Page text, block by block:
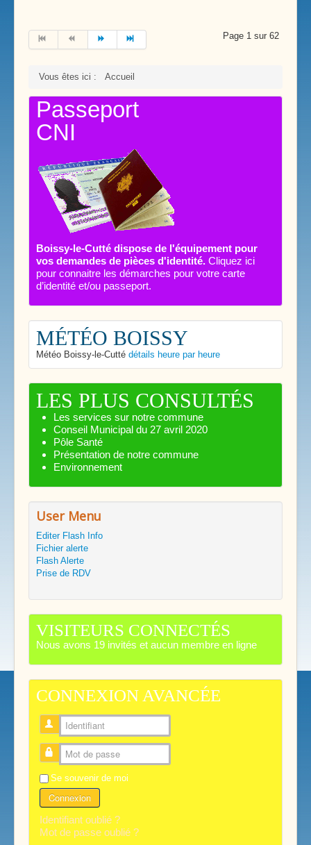
Page 1 sur 62
Vous êtes ici : Accueil
Passeport
CNI
Boissy-le-Cutté dispose de l'équipement pour
vos demandes de pièces d'identité. Cliquez ici
pour connaitre les démarches pour votre carte
d’identité et/ou passeport.
MÉTÉO BOISSY
Météo Boissy-le-Cutté détails heure par heure
LES PLUS CONSULTÉS
Les services sur notre commune
Conseil Municipal du 27 avril 2020
Pôle Santé
Présentation de notre commune
Environnement
User Menu
Editer Flash Info
Fichier alerte
Flash Alerte
Prise de RDV
VISITEURS CONNECTÉS
Nous avons 19 invités et aucun membre en ligne
CONNEXION AVANCÉE
Identifiant
Mot de passe
Se souvenir de moi
Connexion
Identifiant oublié ?
Mot de passe oublié ?